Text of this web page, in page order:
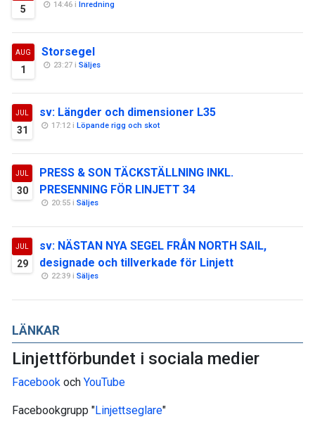
5 14:46 iInredning
AUG
1
Storsegel
23:27 iSäljes
JUL
31
sv: Längder och dimensioner L35
17:12 iLöpande rigg och skot
JUL
30
PRESS & SON TÄCKSTÄLLNING INKL.
PRESENNING FÖR LINJETT 34
20:55 iSäljes
JUL
29
sv: NÄSTAN NYA SEGEL FRÅN NORTH SAIL,
designade och tillverkade för Linjett
22:39 iSäljes
LÄNKAR
Linjettförbundet i sociala medier
Facebook och YouTube
Facebookgrupp "Linjettseglare"